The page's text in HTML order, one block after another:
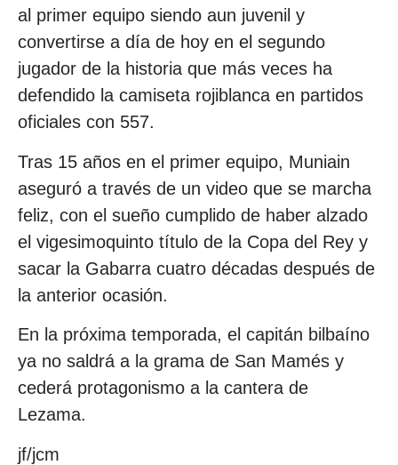
al primer equipo siendo aun juvenil y
convertirse a día de hoy en el segundo
jugador de la historia que más veces ha
defendido la camiseta rojiblanca en partidos
oficiales con 557.
Tras 15 años en el primer equipo, Muniain
aseguró a través de un video que se marcha
feliz, con el sueño cumplido de haber alzado
el vigesimoquinto título de la Copa del Rey y
sacar la Gabarra cuatro décadas después de
la anterior ocasión.
En la próxima temporada, el capitán bilbaíno
ya no saldrá a la grama de San Mamés y
cederá protagonismo a la cantera de
Lezama.
jf/jcm